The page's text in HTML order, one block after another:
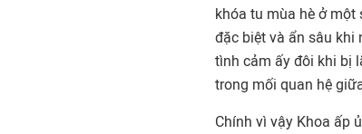
khóa tu mùa hè ở một
đặc biệt và ẩn sâu khi
tình cảm ấy đôi khi bị
trong mối quan hệ
Chính vì vậy Khoa ấp